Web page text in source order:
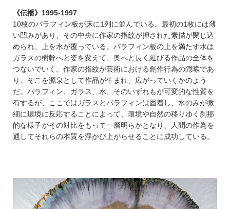
《伝播》1995-1997
10枚のパラフィン板が床に1列に並んでいる。最初の1枚には薄
い凹みがあり、その中央に作家の指紋が押された素描が閉じ込
められ、上を水が覆っている。パラフィン板の上を満たす水は
ガラスの樹幹へと姿を変えて、奥へと長く延びる作品の全体を
つないでいく。作家の指紋が芸術における創作行為の隠喩であ
り、そこを源泉として作品が生まれ、広がっていくかのよう
だ。パラフィン、ガラス、水、そのいずれもが可変的な性質を
有するが、ここではガラスとパラフィンは固着し、水のみが微
細に環境に反応することによって、環境や自然の移りゆく刹那
的な様子がその対比をもって一層明らかとなり、人間の作為を
通してそれらの本質を浮かび上がらせることに成功している。